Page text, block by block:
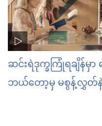
ဆင်းရဲဒုက္ခကြုံရချိန်မှ
ဘယ်တော့မှ မစွန့်လွှတ်